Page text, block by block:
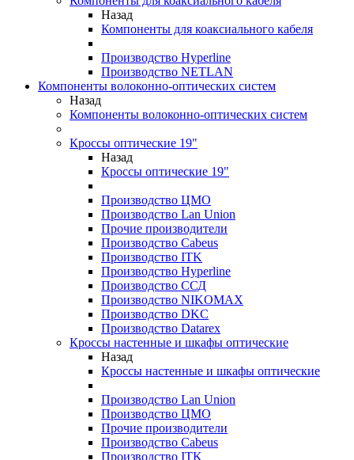
Назад
Компоненты для коаксиального кабеля
Производство Hyperline
Производство NETLAN
Компоненты волоконно-оптических систем
Назад
Компоненты волоконно-оптических систем
Кроссы оптические 19"
Назад
Кроссы оптические 19"
Производство ЦМО
Производство Lan Union
Прочие производители
Производство Cabeus
Производство ITK
Производство Hyperline
Производство ССД
Производство NIKOMAX
Производство DKC
Производство Datarex
Кроссы настенные и шкафы оптические
Назад
Кроссы настенные и шкафы оптические
Производство Lan Union
Производство ЦМО
Прочие производители
Производство Cabeus
Производство ITK